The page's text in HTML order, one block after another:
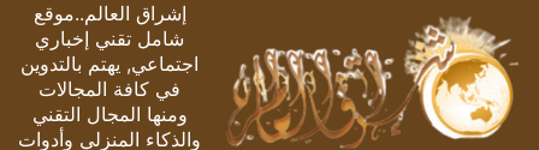
إشراق العالم..موقع
شامل تقني إخباري
اجتماعي, يهتم بالتدوين
في كافة المجالات
ومنها المجال التقني
والذكاء المنزلي وأدوات